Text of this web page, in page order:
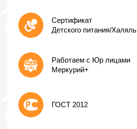
Сертификат
Детского питания/Халяль
Работаем с Юр лицами
Меркурий+
ГОСТ 2012